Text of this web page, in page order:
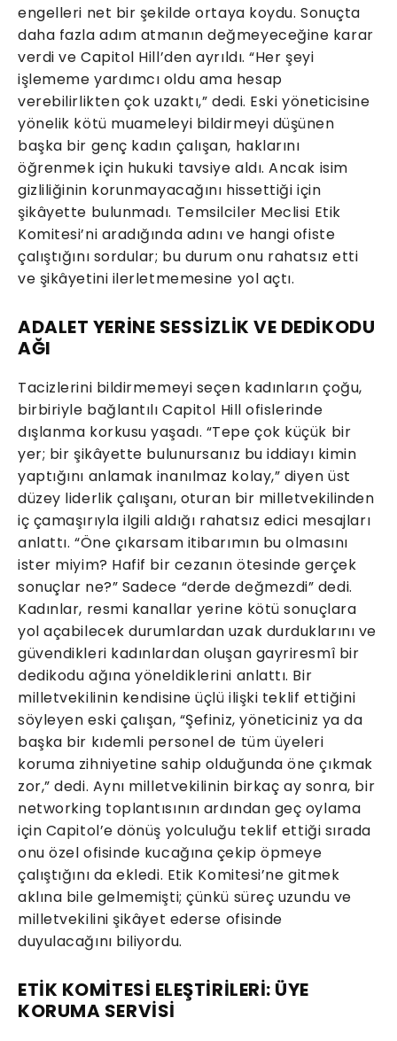
engelleri net bir şekilde ortaya koydu. Sonuçta
daha fazla adım atmanın değmeyeceğine karar
verdi ve Capitol Hill’den ayrıldı. “Her şeyi
işlememe yardımcı oldu ama hesap
verebilirlikten çok uzaktı,” dedi. Eski yöneticisine
yönelik kötü muameleyi bildirmeyi düşünen
başka bir genç kadın çalışan, haklarını
öğrenmek için hukuki tavsiye aldı. Ancak isim
gizliliğinin korunmayacağını hissettiği için
şikâyette bulunmadı. Temsilciler Meclisi Etik
Komitesi’ni aradığında adını ve hangi ofiste
çalıştığını sordular; bu durum onu rahatsız etti
ve şikâyetini ilerletmemesine yol açtı.
ADALET YERİNE SESSİZLİK VE DEDİKODU
AĞI
Tacizlerini bildirmemeyi seçen kadınların çoğu,
birbiriyle bağlantılı Capitol Hill ofislerinde
dışlanma korkusu yaşadı. “Tepe çok küçük bir
yer; bir şikâyette bulunursanız bu iddiayı kimin
yaptığını anlamak inanılmaz kolay,” diyen üst
düzey liderlik çalışanı, oturan bir milletvekilinden
iç çamaşırıyla ilgili aldığı rahatsız edici mesajları
anlattı. “Öne çıkarsam itibarımın bu olmasını
ister miyim? Hafif bir cezanın ötesinde gerçek
sonuçlar ne?” Sadece “derde değmezdi” dedi.
Kadınlar, resmi kanallar yerine kötü sonuçlara
yol açabilecek durumlardan uzak durduklarını ve
güvendikleri kadınlardan oluşan gayriresmî bir
dedikodu ağına yöneldiklerini anlattı. Bir
milletvekilinin kendisine üçlü ilişki teklif ettiğini
söyleyen eski çalışan, “Şefiniz, yöneticiniz ya da
başka bir kıdemli personel de tüm üyeleri
koruma zihniyetine sahip olduğunda öne çıkmak
zor,” dedi. Aynı milletvekilinin birkaç ay sonra, bir
networking toplantısının ardından geç oylama
için Capitol’e dönüş yolculuğu teklif ettiği sırada
onu özel ofisinde kucağına çekip öpmeye
çalıştığını da ekledi. Etik Komitesi’ne gitmek
aklına bile gelmemişti; çünkü süreç uzundu ve
milletvekilini şikâyet ederse ofisinde
duyulacağını biliyordu.
ETİK KOMİTESİ ELEŞTİRİLERİ: ÜYE
KORUMA SERVİSİ